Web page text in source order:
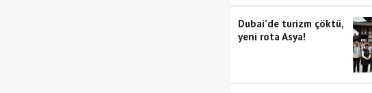
Dubai’de turizm çöktü,
yeni rota Asya!